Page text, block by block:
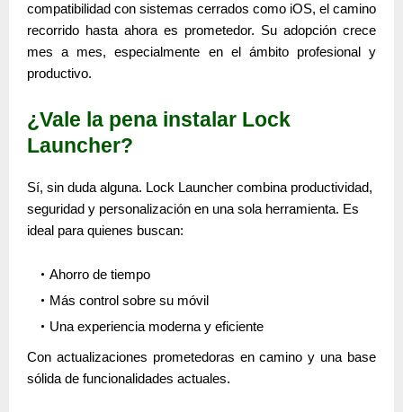
compatibilidad con sistemas cerrados como iOS, el camino
recorrido hasta ahora es prometedor. Su adopción crece
mes a mes, especialmente en el ámbito profesional y
productivo.
¿Vale la pena instalar Lock
Launcher?
Sí, sin duda alguna. Lock Launcher combina productividad,
seguridad y personalización en una sola herramienta. Es
ideal para quienes buscan:
Ahorro de tiempo
Más control sobre su móvil
Una experiencia moderna y eficiente
Con actualizaciones prometedoras en camino y una base
sólida de funcionalidades actuales.